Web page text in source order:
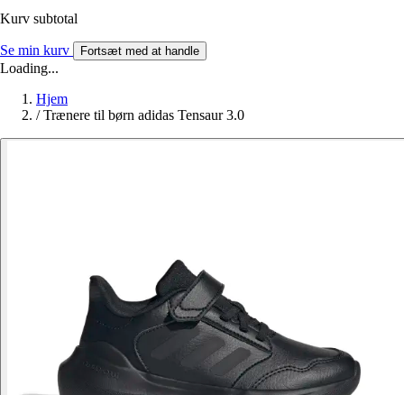
Kurv subtotal
Se min kurv Fortsæt med at handle
Loading...
Hjem
/ Trænere til børn adidas Tensaur 3.0